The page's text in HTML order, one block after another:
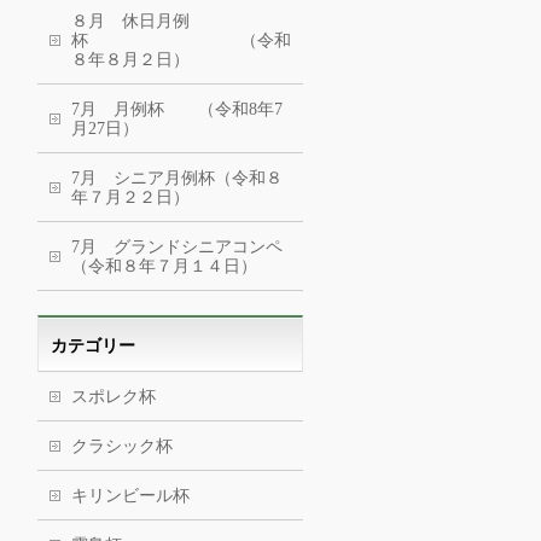
８月 休日月例
杯 （令和
８年８月２日）
7月 月例杯 （令和8年7
月27日）
7月 シニア月例杯（令和８
年７月２２日）
7月 グランドシニアコンペ
（令和８年７月１４日）
カテゴリー
スポレク杯
クラシック杯
キリンビール杯